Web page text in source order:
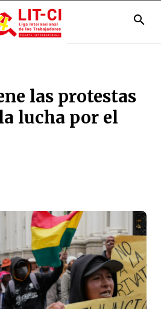
search
las protestas
lucha por el